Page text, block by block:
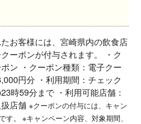
お客様には、宮崎県内の飲食店
ーポンが付与されます。 ・ク
ン ・クーポン種類：電子クー
円分 ・利用期間：チェック
時59分まで ・利用可能店舗：
店舗 ※クーポンの付与には、キャン
。 ※キャンペーン内容、対象期間、